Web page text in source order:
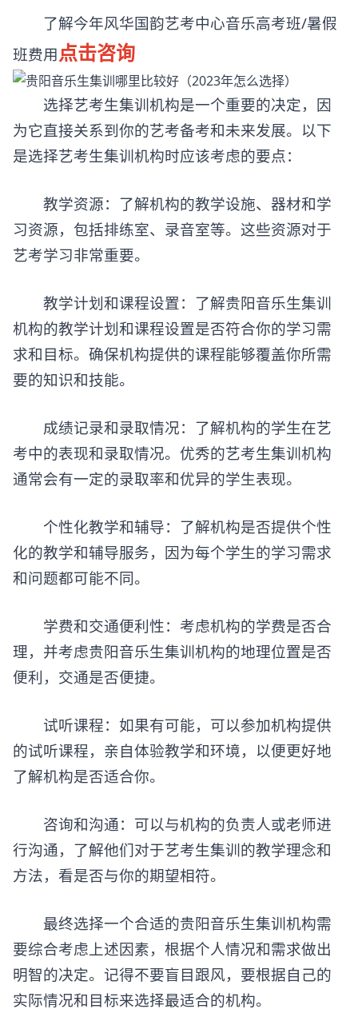
了解今年风华国韵艺考中心音乐高考班/暑假
班费用点击咨询
选择艺考生集训机构是一个重要的决定，因
为它直接关系到你的艺考备考和未来发展。以下
是选择艺考生集训机构时应该考虑的要点：
教学资源：了解机构的教学设施、器材和学
习资源，包括排练室、录音室等。这些资源对于
艺考学习非常重要。
教学计划和课程设置：了解贵阳音乐生集训
机构的教学计划和课程设置是否符合你的学习需
求和目标。确保机构提供的课程能够覆盖你所需
要的知识和技能。
成绩记录和录取情况：了解机构的学生在艺
考中的表现和录取情况。优秀的艺考生集训机构
通常会有一定的录取率和优异的学生表现。
个性化教学和辅导：了解机构是否提供个性
化的教学和辅导服务，因为每个学生的学习需求
和问题都可能不同。
学费和交通便利性：考虑机构的学费是否合
理，并考虑贵阳音乐生集训机构的地理位置是否
便利，交通是否便捷。
试听课程：如果有可能，可以参加机构提供
的试听课程，亲自体验教学和环境，以便更好地
了解机构是否适合你。
咨询和沟通：可以与机构的负责人或老师进
行沟通，了解他们对于艺考生集训的教学理念和
方法，看是否与你的期望相符。
最终选择一个合适的贵阳音乐生集训机构需
要综合考虑上述因素，根据个人情况和需求做出
明智的决定。记得不要盲目跟风，要根据自己的
实际情况和目标来选择最适合的机构。